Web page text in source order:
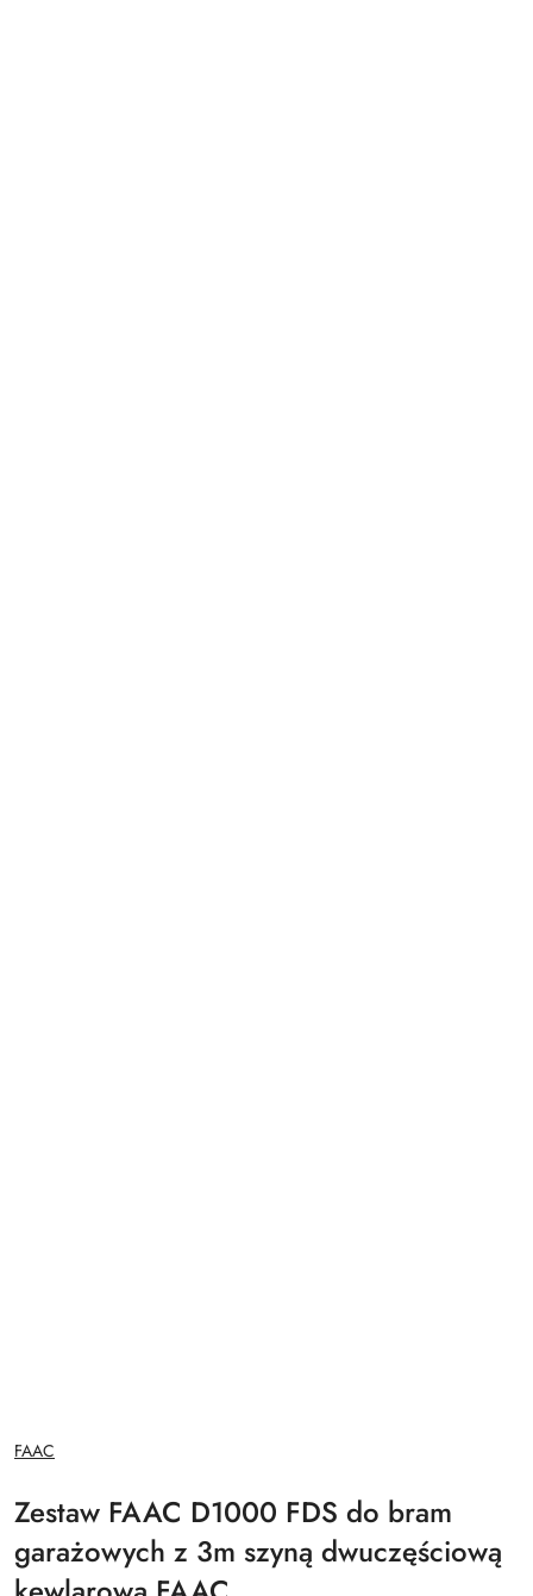
NAZWA
PRODUCENTA:
FAAC
Zestaw FAAC D1000 FDS do bram
garażowych z 3m szyną dwuczęściową